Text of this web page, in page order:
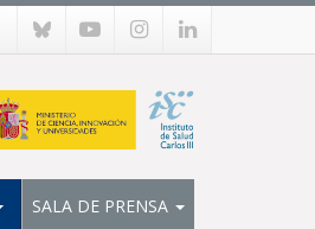
SALA DE PRENSA